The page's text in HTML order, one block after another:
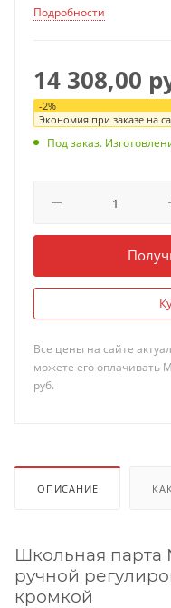
кромкой и
производителя
Подробности
14 308,00
-2%
Экономия при заказе на
Под заказ.
Все цены на сайте
можете его оплачивать
руб.
ОПИСАНИЕ
Школьная парта
ручной
кромкой